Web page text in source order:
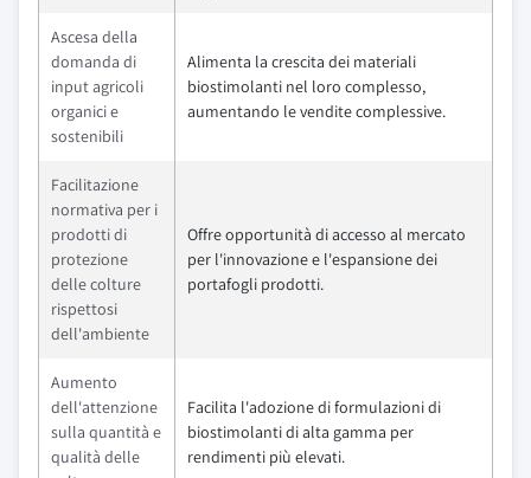
Ascesa della
domanda di
input agricoli
organici e
sostenibili
Alimenta la crescita dei materiali
biostimolanti nel loro complesso,
aumentando le vendite complessive.
Facilitazione
normativa per i
prodotti di
protezione
delle colture
rispettosi
dell'ambiente
Offre opportunità di accesso al mercato
per l'innovazione e l'espansione dei
portafogli prodotti.
Aumento
dell'attenzione
sulla quantità e
qualità delle
Facilita l'adozione di formulazioni di
biostimolanti di alta gamma per
rendimenti più elevati.